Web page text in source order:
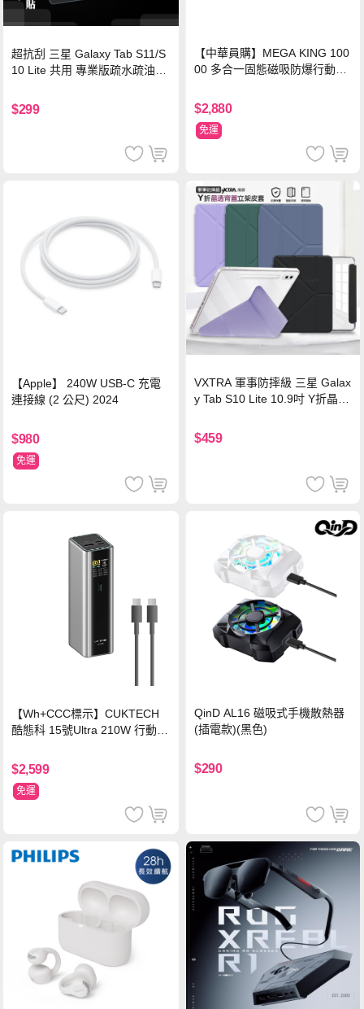
超抗刮 三星 Galaxy Tab S11/S
10 Lite 共用 專業版疏水疏油9H
$299
【中華員購】MEGA KING 100
00 多合一固態磁吸防爆行動電
$2,880
免運
【Apple】 240W USB-C 充電
連接線 (2 公尺) 2024
$980
免運
VXTRA 軍事防摔級 三星 Galax
y Tab S10 Lite 10.9吋 Y折晶透
$459
【Wh+CCC標示】CUKTECH
酷態科 15號Ultra 210W 行動電
$2,599
免運
QinD AL16 磁吸式手機散熱器
(插電款)(黑色)
$290